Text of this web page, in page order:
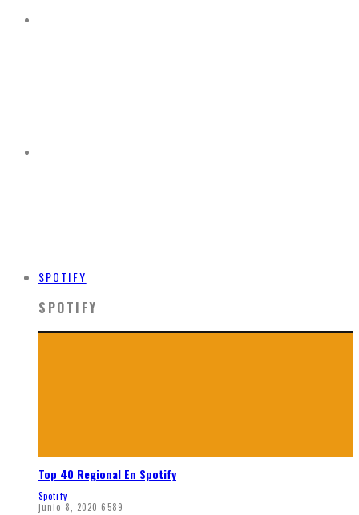
SPOTIFY
SPOTIFY
Top 40 Regional En Spotify
Spotify
junio 8, 2020 6589